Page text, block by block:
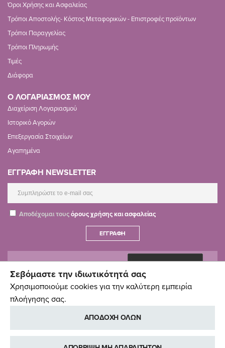
Όροι Χρήσης και Ασφαλείας
Τρόποι Αποστολής- Κόστος Μεταφορικών - Επιστροφές προϊόντων
Τρόποι Παραγγελίας
Τρόποι Πληρωμής
Τιμές
Διάφορα
Ο ΛΟΓΑΡΙΑΣΜΟΣ ΜΟΥ
Διαχείριση Λογαριασμού
Ιστορικό Αγορών
Επεξεργασία Στοιχείων
Αγαπημένα
ΕΓΓΡΑΦΗ NEWSLETTER
Αποδέχομαι τουςόρους χρήσης και ασφαλείας
ΕΓΓΡΑΦΉ
Σεβόμαστε την ιδιωτικότητά σας
Χρησιμοποιούμε cookies για την καλύτερη εμπειρία
πλοήγησης σας.
ΑΠΟΔΟΧΗ ΟΛΩΝ